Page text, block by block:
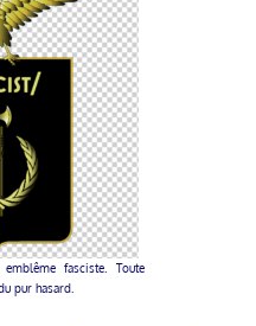
fasciste. Toute
pur hasard.